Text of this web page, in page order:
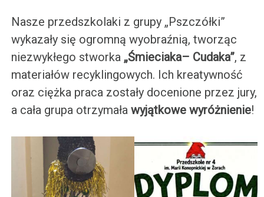
Nasze przedszkolaki z grupy „Pszczółki”
wykazały się ogromną wyobraźnią, tworząc
niezwykłego stworka „Śmieciaka– Cudaka”, z
materiałów recyklingowych. Ich kreatywność
oraz ciężka praca zostały docenione przez jury,
a cała grupa otrzymaławyjątkowe wyróżnienie!